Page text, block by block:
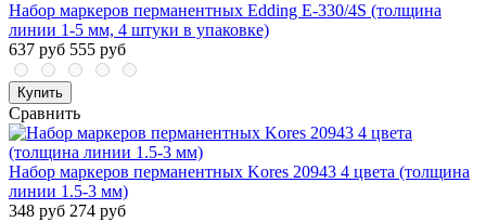
Набор маркеров перманентных Edding E-330/4S (толщина
линии 1-5 мм, 4 штуки в упаковке)
637 руб 555 руб
Купить
Сравнить
Набор маркеров перманентных Kores 20943 4 цвета (толщина
линии 1.5-3 мм)
348 руб 274 руб